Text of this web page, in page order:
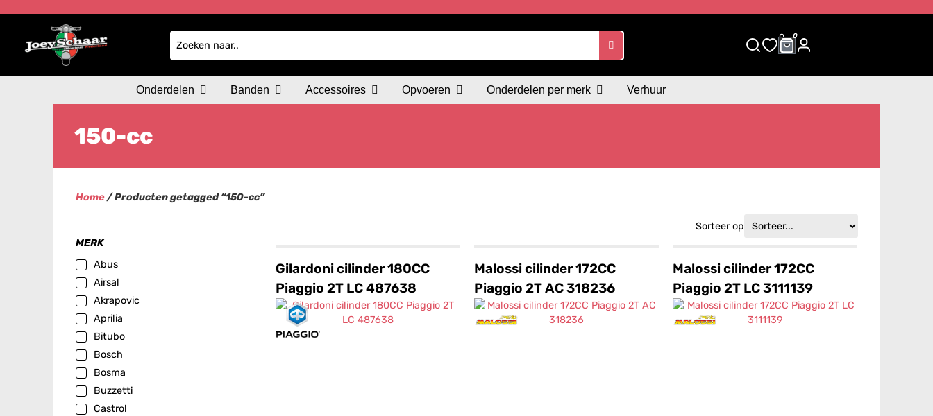
0 0
Onderdelen Banden Accessoires Opvoeren Onderdelen per merk Verhuur
150-cc
Home/ Producten getagged “150-cc”
MERK
Abus
Airsal
Akrapovic
Aprilia
Bitubo
Bosch
Bosma
Buzzetti
Castrol
Sorteer op
Gilardoni cilinder 180CC
Piaggio 2T LC 487638
Malossi cilinder 172CC
Piaggio 2T AC 318236
Malossi cilinder 172CC
Piaggio 2T LC 3111139